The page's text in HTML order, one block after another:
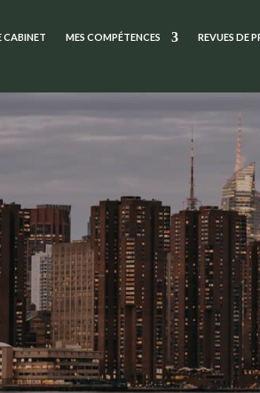
CABINET MES COMPÉTENCES REVUES DE